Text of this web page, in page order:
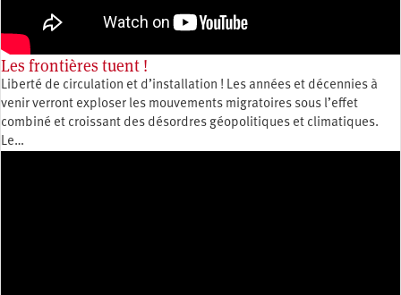
Les frontières tuent !
Liberté de circulation et d’installation ! Les années et décennies à
venir verront exploser les mouvements migratoires sous l’effet
combiné et croissant des désordres géopolitiques et climatiques.
Le…